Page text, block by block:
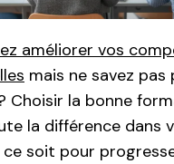
améliorer vos
mais ne savez pas
Choisir la bonne
la différence dans
ce soit pour